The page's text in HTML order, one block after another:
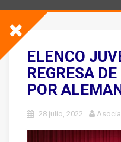
ELENCO
REGRESA
POR
28 julio, 2022